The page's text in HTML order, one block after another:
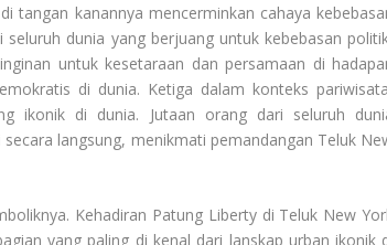
tangan kanannya mencerminkan cahaya
dunia yang berjuang untuk kebebasan
untuk kesetaraan dan persamaan di
di dunia. Ketiga dalam konteks
ikonik di dunia. Jutaan orang dari seluruh
langsung, menikmati pemandangan Teluk
Kehadiran Patung Liberty di Teluk New
yang paling di kenal dari lanskap urban ikonik